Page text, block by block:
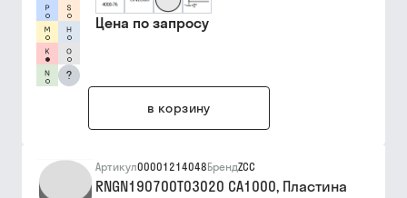
?
Цена по запросу
в корзину
Артикул00001214048БрендZCC
RNGN190700T03020 CA1000, Пластина